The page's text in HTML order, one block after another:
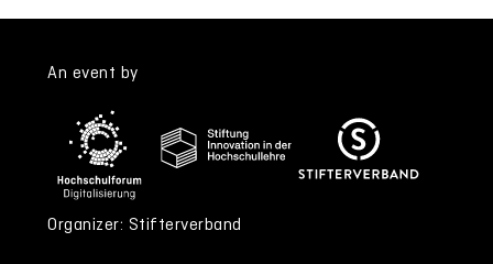
An event by
Organizer: Stifterverband